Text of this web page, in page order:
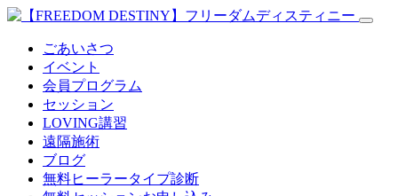
ごあいさつ
イベント
会員プログラム
セッション
LOVING講習
遠隔施術
ブログ
無料ヒーラータイプ診断